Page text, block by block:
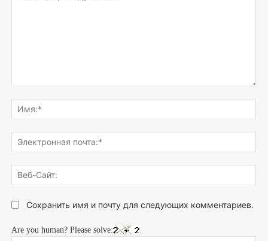
что
думаете...
Сохранить имя и почту для следующих комментариев.
Are you human? Please solve: